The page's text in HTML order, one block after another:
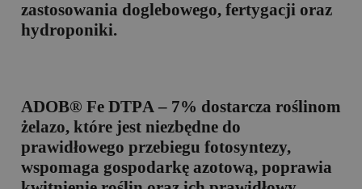
zastosowania doglebowego, fertygacji oraz
hydroponiki.
ADOB® Fe DTPA – 7% dostarcza roślinom
żelazo, które jest niezbędne do
prawidłowego przebiegu fotosyntezy,
wspomaga gospodarkę azotową, poprawia